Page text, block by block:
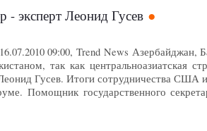
- эксперт Леонид Гусев
09:00, Trend News Азербайджан,
так как центральноазиатская
Гусев. Итоги сотрудничества США
Помощник государственного